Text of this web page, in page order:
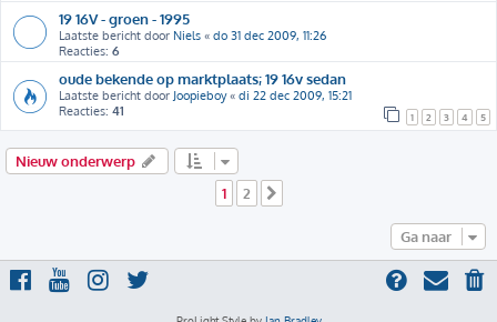
19 16V - groen - 1995
Laatste bericht door Niels « do 31 dec 2009, 11:26
Reacties: 6
oude bekende op marktplaats; 19 16v sedan
Laatste bericht door Joopieboy« di 22 dec 2009, 15:21
Reacties: 41 1 2 3 4 5
Nieuw onderwerp
1
2
Ga naar